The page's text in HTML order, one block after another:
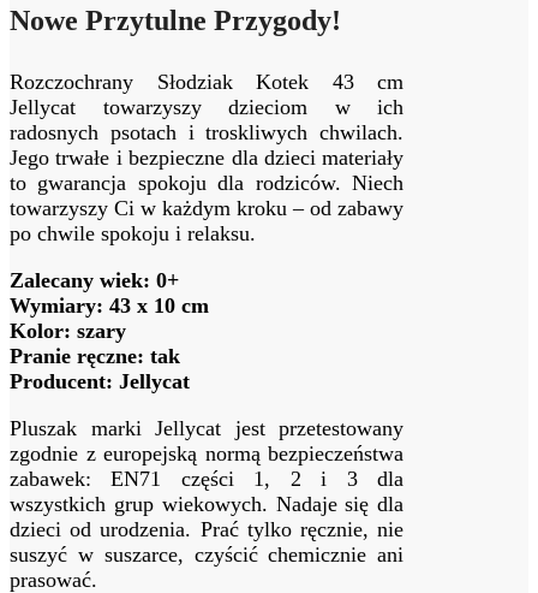
Nowe Przytulne Przygody!
Rozczochrany Słodziak Kotek 43 cm
Jellycat towarzyszy dzieciom w ich
radosnych psotach i troskliwych chwilach.
Jego trwałe i bezpieczne dla dzieci materiały
to gwarancja spokoju dla rodziców. Niech
towarzyszy Ci w każdym kroku – od zabawy
po chwile spokoju i relaksu.
Zalecany wiek: 0+
Wymiary: 43 x 10 cm
Kolor: szary
Pranie ręczne: tak
Producent: Jellycat
Pluszak marki Jellycat jest przetestowany
zgodnie z europejską normą bezpieczeństwa
zabawek: EN71 części 1, 2 i 3 dla
wszystkich grup wiekowych. Nadaje się dla
dzieci od urodzenia. Prać tylko ręcznie, nie
suszyć w suszarce, czyścić chemicznie ani
prasować.